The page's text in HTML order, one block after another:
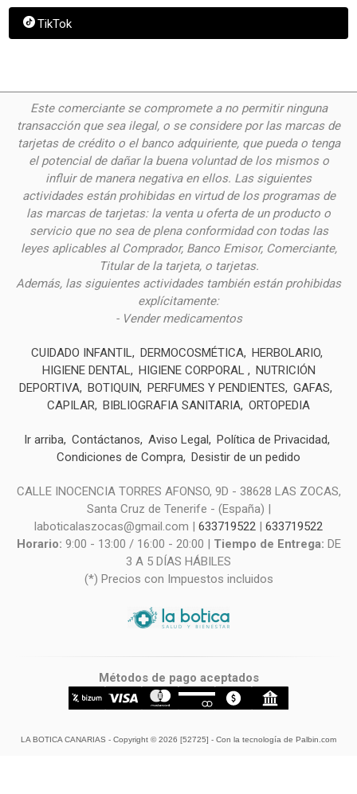
TikTok
Este comerciante se compromete a no permitir ninguna
transacción que sea ilegal, o se considere por las marcas de
tarjetas de crédito o el banco adquiriente, que pueda o tenga
el potencial de dañar la buena voluntad de los mismos o
influir de manera negativa en ellos. Las siguientes
actividades están prohibidas en virtud de los programas de
las marcas de tarjetas: la venta u oferta de un producto o
servicio que no sea de plena conformidad con todas las
leyes aplicables al Comprador, Banco Emisor, Comerciante,
Titular de la tarjeta, o tarjetas.
Además, las siguientes actividades también están prohibidas
explícitamente:
- Vender medicamentos
CUIDADO INFANTIL DERMOCOSMÉTICA HERBOLARIO
HIGIENE DENTAL
HIGIENE CORPORAL
NUTRICIÓN
DEPORTIVA BOTIQUIN PERFUMES Y PENDIENTES
GAFAS
CAPILAR
BIBLIOGRAFIA SANITARIA ORTOPEDIA
Ir arriba Contáctanos Aviso Legal
Política de Privacidad
Condiciones de Compra
Desistir de un pedido
CALLE INOCENCIA TORRES AFONSO, 9D - 38628 LAS ZOCAS,
Santa Cruz de Tenerife - (España) |
laboticalaszocas@gmail.com | 633719522 | 633719522
Horario: 9:00 - 13:00 / 16:00 - 20:00 | Tiempo de Entrega: DE
3 A 5 DÍAS HÁBILES
(*) Precios con Impuestos incluidos
Métodos de pago aceptados
LA BOTICA CANARIAS - Copyright © 2026 [52725] - Con la tecnología de Palbin.com